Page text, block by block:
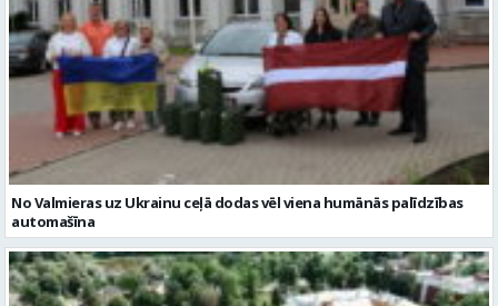
No Valmieras uz Ukrainu ceļā dodas vēl viena humānās palīdzības
automašīna